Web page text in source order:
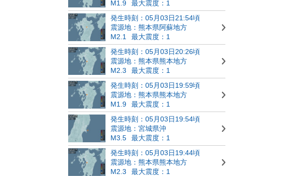
M1.9
最大震度：1
発生時刻：05月03日21:54頃
震源地：熊本県阿蘇地方
M2.1
最大震度：1
発生時刻：05月03日20:26頃
震源地：熊本県熊本地方
M2.3
最大震度：1
発生時刻：05月03日19:59頃
震源地：熊本県熊本地方
M1.9
最大震度：1
発生時刻：05月03日19:54頃
震源地：宮城県沖
M3.5
最大震度：1
発生時刻：05月03日19:44頃
震源地：熊本県熊本地方
M2.3
最大震度：1